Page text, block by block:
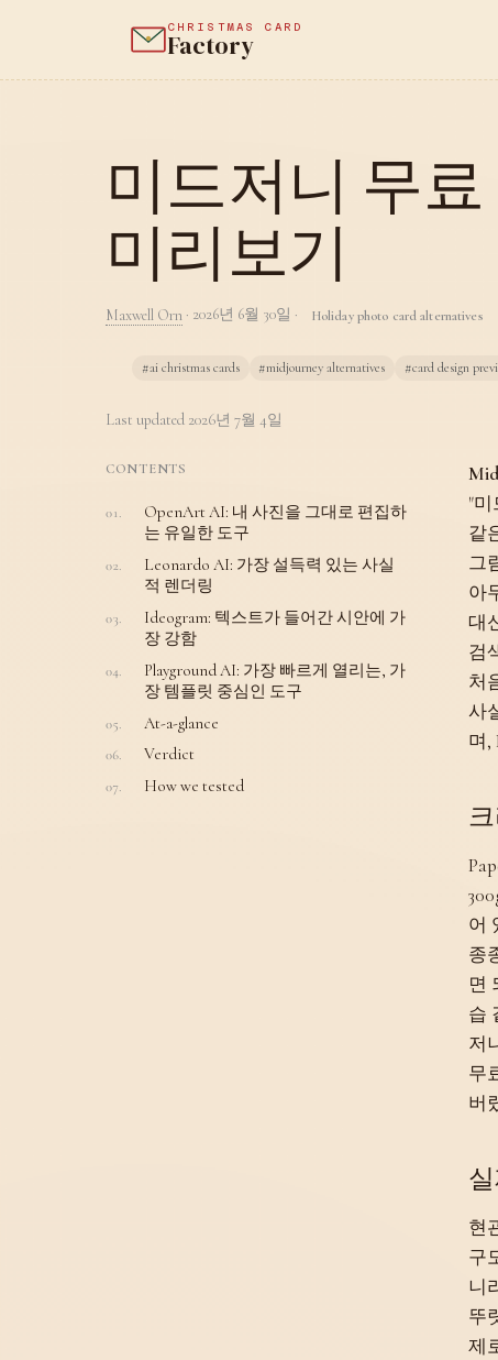
미드저니 무
미리보기
Maxwell Orn · 2026년 6월 30일 · Holiday photo card alternatives
#ai christmas cards #midjourney alternatives #card design
Last updated 2026년 7월 4일
CONTENTS
OpenArt AI: 내 사진을 그대로 편집하
는 유일한 도구
Leonardo AI: 가장 설득력 있는 사실
적 렌더링
Ideogram: 텍스트가 들어간 시안에 가
장 강함
Playground AI: 가장 빠르게 열리는, 가
장 템플릿 중심인 도구
At-a-glance
Verdict
How we tested
"
같
그
아
대
검
처
사
며,
어
종
면
습
저
무
버
현
구
니
뚜
제
CHRISTMAS CARD
Factory